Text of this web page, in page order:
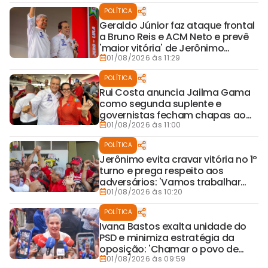
POLÍTICA
Geraldo Júnior faz ataque frontal
a Bruno Reis e ACM Neto e prevê
'maior vitória' de Jerônimo
Rodrigues
01/08/2026 às 11:29
POLÍTICA
Rui Costa anuncia Jailma Gama
como segunda suplente e
governistas fecham chapas ao
Senado na Bahia
01/08/2026 às 11:00
POLÍTICA
Jerônimo evita cravar vitória no 1º
turno e prega respeito aos
adversários: 'Vamos trabalhar
para ganhar as eleições'
01/08/2026 às 10:20
POLÍTICA
Ivana Bastos exalta unidade do
PSD e minimiza estratégia da
oposição: 'Chamar o povo de
besta'
01/08/2026 às 09:59